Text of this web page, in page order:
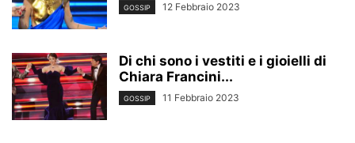
GOSSIP 12 Febbraio 2023
Di chi sono i vestiti e i gioielli di
Chiara Francini...
GOSSIP 11 Febbraio 2023